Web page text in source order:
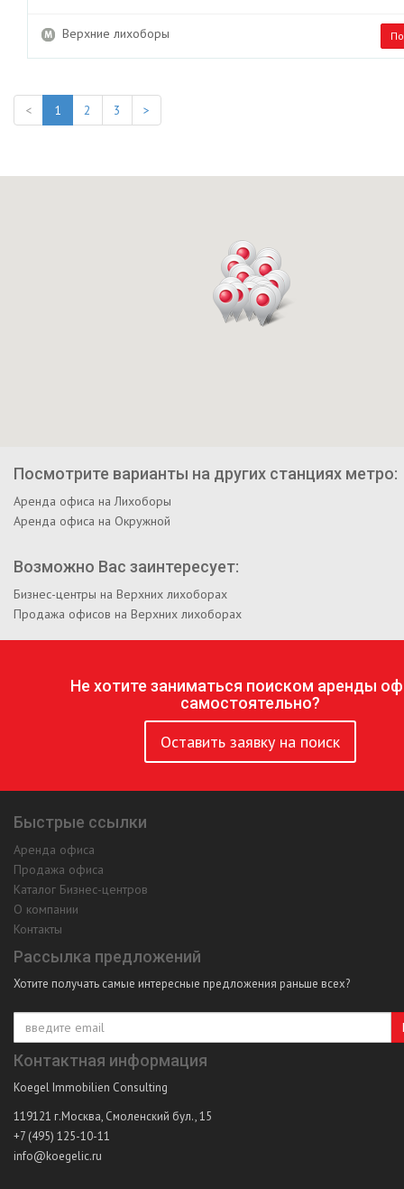
Верхние лихоборы
< 1 2 3 >
Посмотрите варианты на других станциях метро:
Аренда офиса на Лихоборы
Аренда офиса на Окружной
Возможно Вас заинтересует:
Бизнес-центры на Верхних лихоборах
Продажа офисов на Верхних лихоборах
Не хотите заниматься поиском аренды
самостоятельно?
Оставить заявку на поиск
Быстрые ссылки
Аренда офиса
Продажа офиса
Каталог Бизнес-центров
О компании
Контакты
Рассылка предложений
Хотите получать самые интересные предложения раньше всех?
Контактная информация
Koegel Immobilien Consulting
119121 г.Москва, Смоленский бул., 15
+7 (495) 125-10-11
info@koegelic.ru